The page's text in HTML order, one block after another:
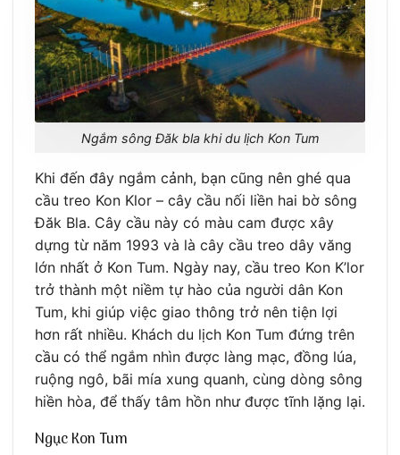
Ngắm sông Đăk bla khi du lịch Kon Tum
Khi đến đây ngắm cảnh, bạn cũng nên ghé qua
cầu treo Kon Klor – cây cầu nối liền hai bờ sông
Đăk Bla. Cây cầu này có màu cam được xây
dựng từ năm 1993 và là cây cầu treo dây văng
lớn nhất ở Kon Tum. Ngày nay, cầu treo Kon K’lor
trở thành một niềm tự hào của người dân Kon
Tum, khi giúp việc giao thông trở nên tiện lợi
hơn rất nhiều. Khách du lịch Kon Tum đứng trên
cầu có thể ngắm nhìn được làng mạc, đồng lúa,
ruộng ngô, bãi mía xung quanh, cùng dòng sông
hiền hòa, để thấy tâm hồn như được tĩnh lặng lại.
Ngục Kon Tum